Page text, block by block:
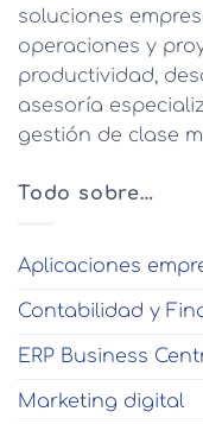
soluciones
operaciones y
productividad,
asesoría
gestión de clase
Todo sobre…
Aplicaciones
Contabilidad y
ERP Business
Marketing digital